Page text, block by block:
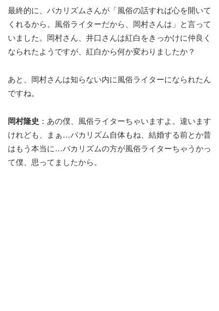
最終的に、バカリズムさんが「風俗の話すれば心を開いて
くれるから。風俗ライターだから、岡村さんは」と言って
いました。岡村さん、井口さんは紅白をきっかけに仲良く
なられたようですが、紅白から何か変わりましたか？
あと、岡村さんは知らない内に風俗ライターになられたん
ですね。
岡村隆史 ：あの僕、風俗ライターちゃいますよ。違います
けれども、まぁ…バカリズム自体もね、結婚する前とか昔
はもう本当に…バカリズムの方が風俗ライターちゃうかっ
て僕、思ってましたから。